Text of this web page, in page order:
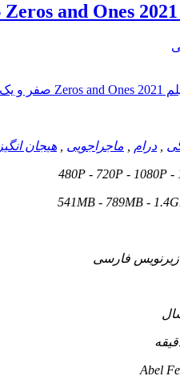
درام ماجراجویی هیجان انگیز
480P - 720P - 1080P -
541MB - 789MB -
زیرنویس فارسی
Abel